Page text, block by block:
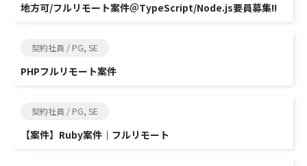
地方可/フルリモート案件＠TypeScript/Node.js要員募集!!
契約社員 / PG, SE
PHPフルリモート案件
契約社員 / PG, SE
【案件】Ruby案件｜フルリモート